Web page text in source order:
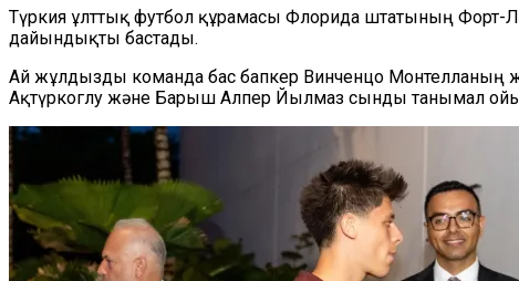
Түркия ұлттық футбол құрамасы Флорида штатының Форт-
дайындықты бастады.
Ай жұлдызды команда бас бапкер Винченцо Монтелланың
Ақтүркоглу және Барыш Алпер Йылмаз сынды танымал